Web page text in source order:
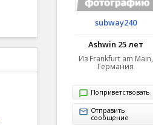
subway240
Ashwin 25 лет
Из Frankfurt am Main,
Германия
Поприветствовать
Отправить
сообщение